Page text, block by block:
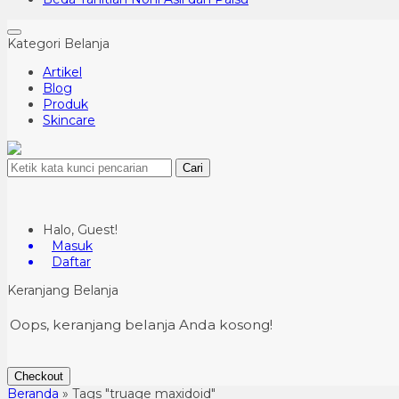
Kategori Belanja
Artikel
Blog
Produk
Skincare
Cari
Halo, Guest!
Masuk
Daftar
Keranjang Belanja
Oops, keranjang belanja Anda kosong!
Checkout
Beranda » Tags "truage maxidoid"